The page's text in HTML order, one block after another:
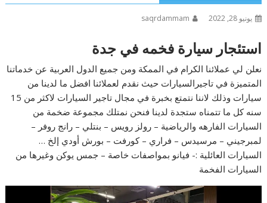
يونيو 28, 2022 saqrdammam
استئجار سيارة فخمه في جدة
نعلن لي عملائنا الكرام في الممكة ومن جميع الدول العربية عن خدماتنا
المتميزة في تاجيرالسيارات حيث نقدم لعملائنا افضل ما لدينا من
سيارات وذلك لاننا نتمتع بخبرة في مجال تاجير السيارات لاكثر من 15
سنه كل ما تتمناه ستجدة لدينا فنحن نمتلك مجموعة ضخمة من
السيارات الفارهه والرياضية – رولز رويس – بنتلي – رانج روفر –
لمبرجيني – مرسيدس – فراري – كورفت – بورش أودي إلخ …
السيارات العائلية :- فيانو بمواصفات خاصة – جمس يوكن وغيرها من
السيارات الفخمة